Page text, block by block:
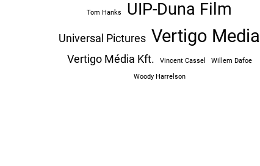
Tom Hanks UIP-Duna Film
Universal Pictures Vertigo Media
Vertigo Média Kft. Vincent Cassel
Willem Dafoe
Woody Harrelson